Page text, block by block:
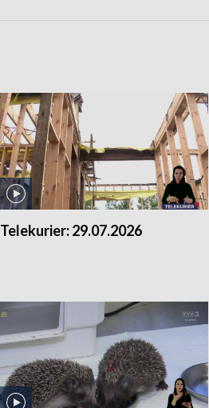
Telekurier:29.07.2026